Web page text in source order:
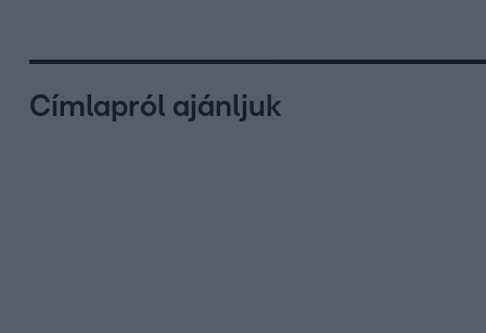
Címlapról ajánljuk